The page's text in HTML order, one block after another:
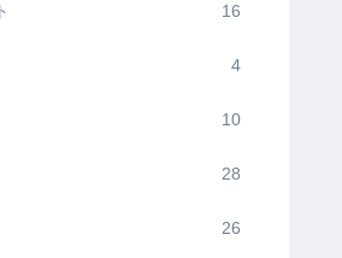
16
4
10
28
26